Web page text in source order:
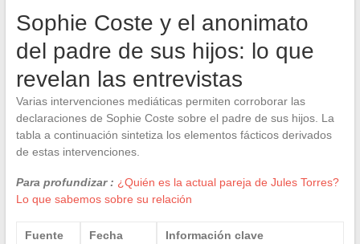
Sophie Coste y el anonimato
del padre de sus hijos: lo que
revelan las entrevistas
Varias intervenciones mediáticas permiten corroborar las
declaraciones de Sophie Coste sobre el padre de sus hijos. La
tabla a continuación sintetiza los elementos fácticos derivados
de estas intervenciones.
Para profundizar : ¿Quién es la actual pareja de Jules Torres?
Lo que sabemos sobre su relación
Fuente Fecha Información clave